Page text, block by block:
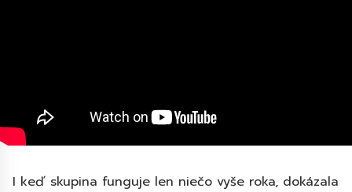
I keď skupina funguje len niečo vyše roka, dokázala